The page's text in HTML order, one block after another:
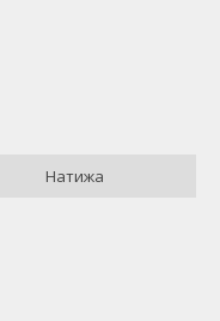
Натижа
баҳолайсиз?